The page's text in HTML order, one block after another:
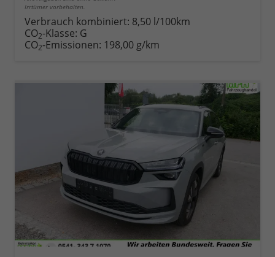
Irrtümer vorbehalten.
Verbrauch kombiniert: 8,50 l/100km
CO2-Klasse: G
CO2-Emissionen: 198,00 g/km